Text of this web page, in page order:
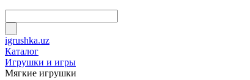
igrushka.uz
Каталог
Игрушки и игры
Мягкие игрушки